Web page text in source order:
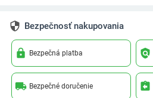
security Bezpečnosť nakupovania
lock Bezpečná platba policy
local_shipping Bezpečné doručenie assignment_return